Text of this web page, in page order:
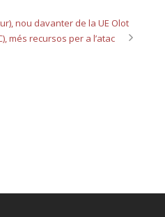
nou davanter de la UE Olot
més recursos per a l’atac